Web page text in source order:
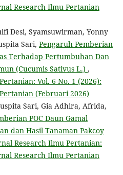
Research Ilmu Pertanian
Desi, Syamsuwirman, Yonny
Sari, Pengaruh Pemberian
Terhadap Pertumbuhan Dan
(Cucumis Sativus L.) ,
Vol. 6 No. 1 (2026):
(Februari 2026)
Sari, Gia Adhira, Afrida,
POC Daun Gamal
dan Hasil Tanaman Pakcoy
Research Ilmu Pertanian:
Research Ilmu Pertanian